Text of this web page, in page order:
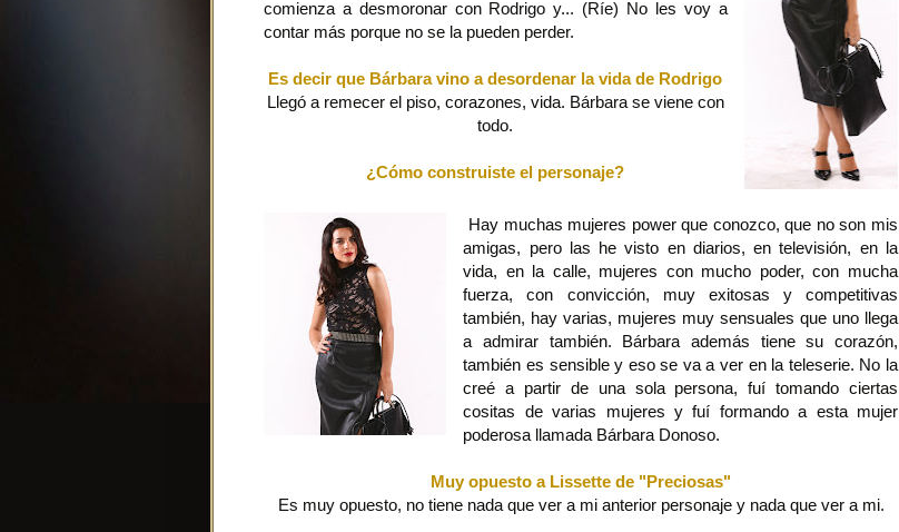
comienza a desmoronar con Rodrigo y... (Ríe) No les voy a
contar más porque no se la pueden perder.
Es decir que Bárbara vino a desordenar la vida de Rodrigo
Llegó a remecer el piso, corazones, vida. Bárbara se viene con
todo.
¿Cómo construiste el personaje?
Hay muchas mujeres power que conozco, que no son mis
amigas, pero las he visto en diarios, en televisión, en la
vida, en la calle, mujeres con mucho poder, con mucha
fuerza, con convicción, muy exitosas y competitivas
también, hay varias, mujeres muy sensuales que uno llega
a admirar también. Bárbara además tiene su corazón,
también es sensible y eso se va a ver en la teleserie. No la
creé a partir de una sola persona, fuí tomando ciertas
cositas de varias mujeres y fuí formando a esta mujer
poderosa llamada Bárbara Donoso.
Muy opuesto a Lissette de "Preciosas"
Es muy opuesto, no tiene nada que ver a mi anterior personaje y nada que ver a mi.